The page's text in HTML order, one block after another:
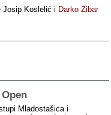
Josip Koslelić i Darko Zibar
Mladostašica i